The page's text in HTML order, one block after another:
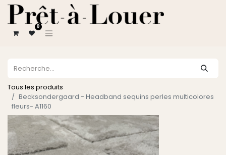
0
Tous les produits
Becksondergaard - Headband sequins perles multicolores
fleurs- A1160